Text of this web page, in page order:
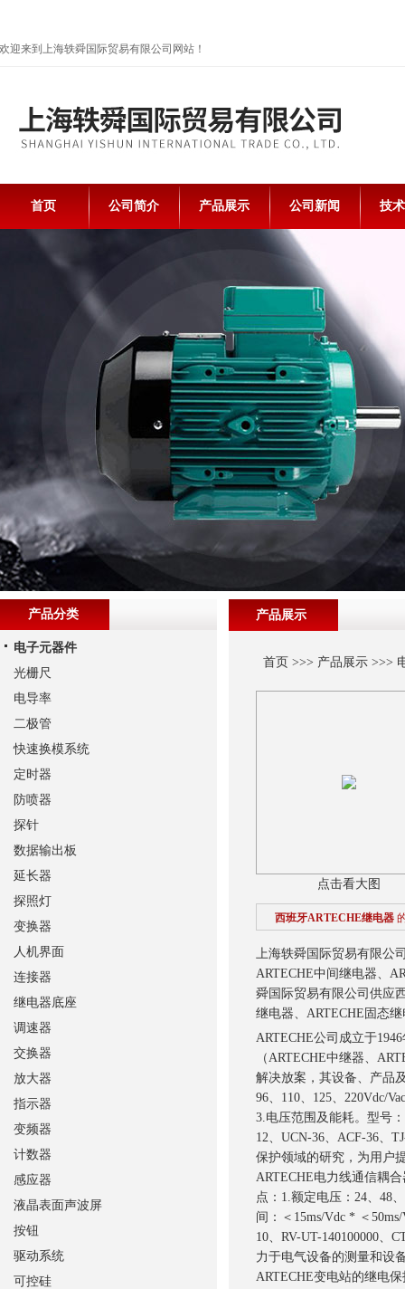
欢迎来到上海轶舜国际贸易有限公司网站！
首页 公司简介 产品展示 公司新闻 技
产品展示
首页 >>> 产品展示>>>
点击看大图
西班牙ARTECHE继电器
上海轶舜国际贸易有限公
ARTECHE中间继电器、
舜国际贸易有限公司供应
继电器、ARTECHE固态
ARTECHE公司成立于
（ARTECHE中继器、
解决放案，其设备、产品
96、110、125、220Vdc/
3.电压范围及能耗。型号
12、UCN-36、ACF-36、
保护领域的研究，为用户
ARTECHE电力线通信耦
点：1.额定电压：24、48
间：＜15ms/Vdc * ＜
10、RV-UT-140100000、
力于电气设备的测量和设
ARTECHE变电站的继电
产品分类
电子元器件
光栅尺
电导率
二极管
快速换模系统
定时器
防喷器
探针
数据输出板
延长器
探照灯
变换器
人机界面
连接器
继电器底座
调速器
交换器
放大器
指示器
变频器
计数器
感应器
液晶表面声波屏
按钮
驱动系统
可控硅